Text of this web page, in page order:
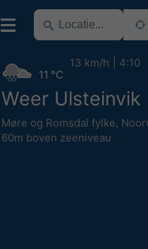
Weer Ulsteinvik
Møre og Romsdal fylke,
60m boven zeeniveau
11 °C
13 km/h 4:10